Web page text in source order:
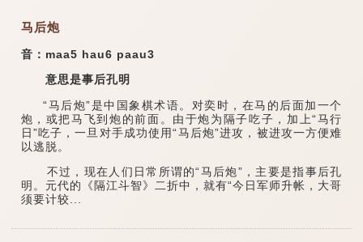
马后炮
音：maa5 hau6 paau3
意思是事后孔明
“马后炮”是中国象棋术语。对奕时，在马的后面加一个
炮，或把马飞到炮的前面。由于炮为隔子吃子，加上“马行
日”吃子，一旦对手成功使用“马后炮”进攻，被进攻一方便难
以逃脱。
不过，现在人们日常所谓的“马后炮”，主要是指事后孔
明。元代的《隔江斗智》二折中，就有“今日军师升帐，大哥
须要计较...